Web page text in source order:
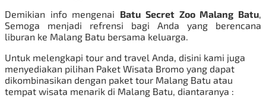
Demikian info mengenai Batu Secret Zoo Malang Batu,
Semoga menjadi refrensi bagi Anda yang berencana
liburan ke Malang Batu bersama keluarga.
Untuk melengkapi tour and travel Anda, disini kami juga
menyediakan pilihan Paket Wisata Bromo yang dapat
dikombinasikan dengan paket tour Malang Batu atau
tempat wisata menarik di Malang Batu, diantaranya :